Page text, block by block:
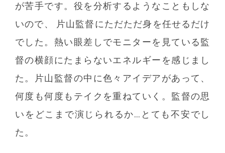
が苦手です。役を分析するようなこともしな
いので、 片山監督にただただ身を任せるだけ
でした。熱い眼差しでモニターを見ている監
督の横顔にたまらないエネルギーを感じまし
た。片山監督の中に色々アイデアがあって、
何度も何度もテイクを重ねていく。監督の思
いをどこまで演じられるか…とても不安でし
た。